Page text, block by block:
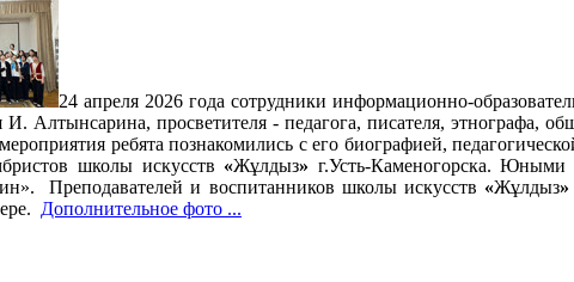
24 апреля 2026 года сотрудники информационно-
Алтынсарина, просветителя - педагога, писателя, этнографа,
ребята познакомились с его биографией,
школы искусств «Жұлдыз» г.Усть-Каменогорска.
Преподавателей и воспитанников школы искусств «Жұлдыз»
Дополнительное фото ...